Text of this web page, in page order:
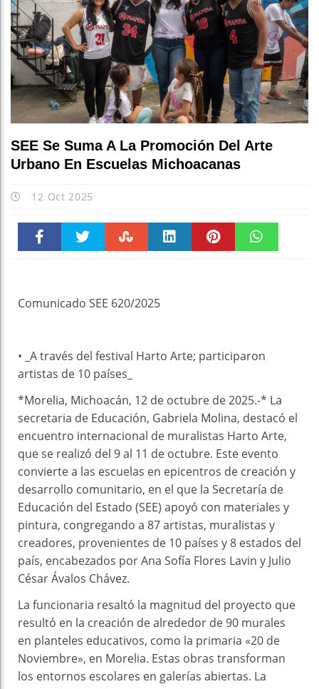
SEE Se Suma A La Promoción Del Arte
Urbano En Escuelas Michoacanas
12 Oct 2025
Comunicado SEE 620/2025
• _A través del festival Harto Arte; participaron
artistas de 10 países_
*Morelia, Michoacán, 12 de octubre de 2025.-* La
secretaria de Educación, Gabriela Molina, destacó el
encuentro internacional de muralistas Harto Arte,
que se realizó del 9 al 11 de octubre. Este evento
convierte a las escuelas en epicentros de creación y
desarrollo comunitario, en el que la Secretaría de
Educación del Estado (SEE) apoyó con materiales y
pintura, congregando a 87 artistas, muralistas y
creadores, provenientes de 10 países y 8 estados del
país, encabezados por Ana Sofía Flores Lavin y Julio
César Ávalos Chávez.
La funcionaria resaltó la magnitud del proyecto que
resultó en la creación de alrededor de 90 murales
en planteles educativos, como la primaria «20 de
Noviembre», en Morelia. Estas obras transforman
los entornos escolares en galerías abiertas. La